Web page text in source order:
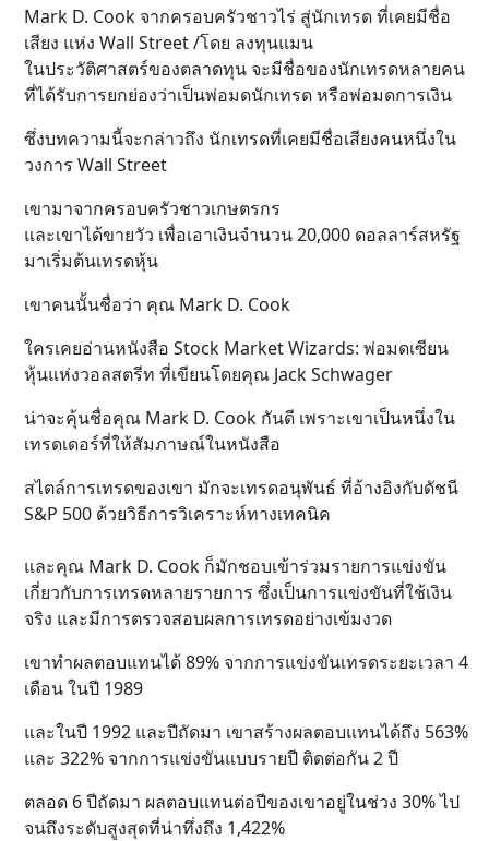
Mark D. Cook จากครอบครัวชาวไร่ สู่นักเทรด ที่เคยมีชื่อ
เสียง แห่ง Wall Street /โดย ลงทุนแมน
ในประวัติศาสตร์ของตลาดทุน จะมีชื่อของนักเทรดหลายคน
ที่ได้รับการยกย่องว่าเป็นพ่อมดนักเทรด หรือพ่อมดการเงิน
ซึ่งบทความนี้จะกล่าวถึง นักเทรดที่เคยมีชื่อเสียงคนหนึ่งใน
วงการ Wall Street
เขามาจากครอบครัวชาวเกษตรกร
และเขาได้ขายวัว เพื่อเอาเงินจำนวน 20,000 ดอลลาร์สหรัฐ
มาเริ่มต้นเทรดหุ้น
เขาคนนั้นชื่อว่า คุณ Mark D. Cook
ใครเคยอ่านหนังสือ Stock Market Wizards: พ่อมดเซียน
หุ้นแห่งวอลสตรีท ที่เขียนโดยคุณ Jack Schwager
น่าจะคุ้นชื่อคุณ Mark D. Cook กันดี เพราะเขาเป็นหนึ่งใน
เทรดเดอร์ที่ให้สัมภาษณ์ในหนังสือ
สไตล์การเทรดของเขา มักจะเทรดอนุพันธ์ ที่อ้างอิงกับดัชนี
S&P 500 ด้วยวิธีการวิเคราะห์ทางเทคนิค
และคุณ Mark D. Cook ก็มักชอบเข้าร่วมรายการแข่งขัน
เกี่ยวกับการเทรดหลายรายการ ซึ่งเป็นการแข่งขันที่ใช้เงิน
จริง และมีการตรวจสอบผลการเทรดอย่างเข้มงวด
เขาทำผลตอบแทนได้ 89% จากการแข่งขันเทรดระยะเวลา 4
เดือน ในปี 1989
และในปี 1992 และปีถัดมา เขาสร้างผลตอบแทนได้ถึง 563%
และ 322% จากการแข่งขันแบบรายปี ติดต่อกัน 2 ปี
ตลอด 6 ปีถัดมา ผลตอบแทนต่อปีของเขาอยู่ในช่วง 30% ไป
จนถึงระดับสูงสุดที่น่าทึ่งถึง 1,422%